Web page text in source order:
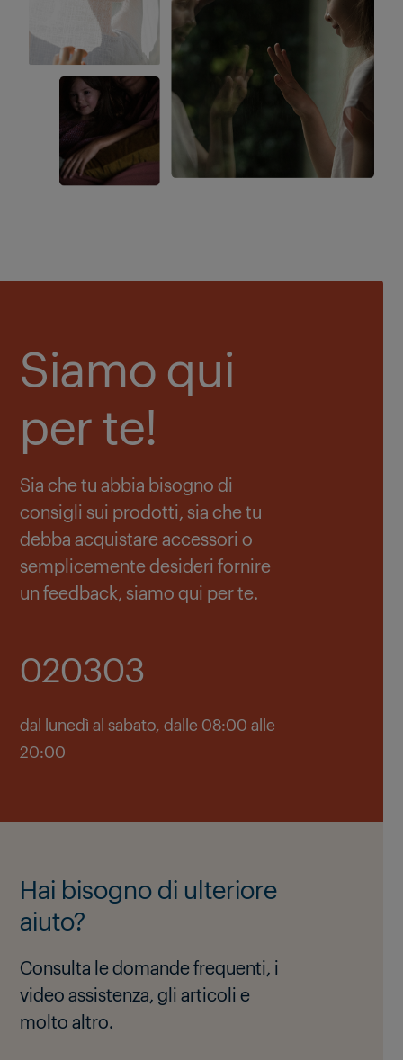
Siamo qui
per te!
Sia che tu abbia bisogno di
consigli sui prodotti, sia che tu
debba acquistare accessori o
semplicemente desideri fornire
un feedback, siamo qui per te.
020303
dal lunedì al sabato, dalle 08:00 alle
20:00
Hai bisogno di ulteriore
aiuto?
Consulta le domande frequenti, i
video assistenza, gli articoli e
molto altro.